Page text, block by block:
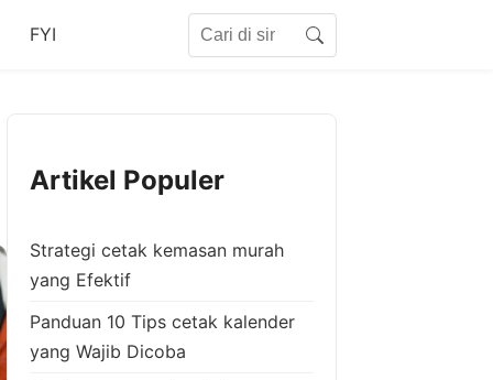
FYI Search
Artikel Populer
Strategi cetak kemasan murah
yang Efektif
Panduan 10 Tips cetak kalender
yang Wajib Dicoba